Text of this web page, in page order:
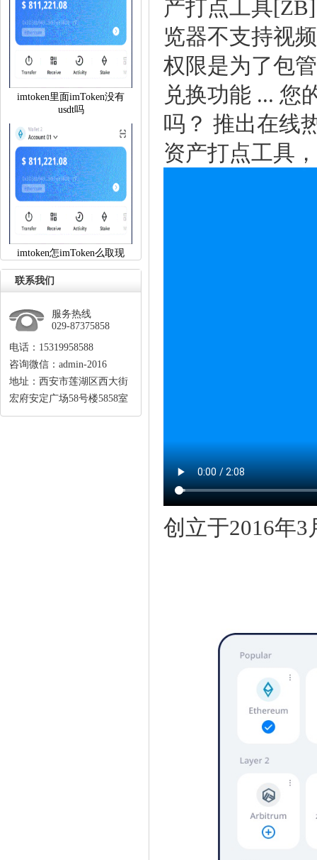
imtoken里面imToken没有
usdt吗
imtoken怎imToken么取现
联系我们
服务热线
029-87375858
电话：15319958588
咨询微信：admin-2016
地址：西安市莲湖区西大街
宏府安定广场58号楼5858室
产打点工具
览器不支持视
权限是为了包
兑换功能...您
吗？推出在线
资产打点工具
创立于2016年3